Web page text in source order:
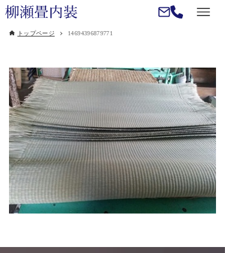
トップページ 14694396879771